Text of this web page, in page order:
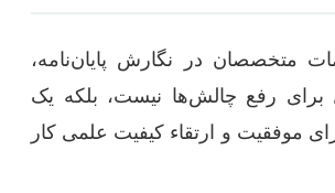
متخصصان در نگارش پایان‌نامه،
برای رفع چالش‌ها نیست، بلکه یک
موفقیت و ارتقاء کیفیت علمی کار